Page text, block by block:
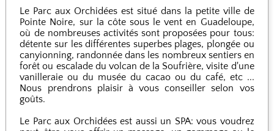
Le Parc aux Orchidées est situé dans la petite ville de
Pointe Noire, sur la côte sous le vent en Guadeloupe,
où de nombreuses activités sont proposées pour tous:
détente sur les différentes superbes plages, plongée ou
canyionning, randonnée dans les nombreux sentiers en
forêt ou escalade du volcan de la Soufrière, visite d'une
vanilleraie ou du musée du cacao ou du café, etc ...
Nous prendrons plaisir à vous conseiller selon vos
goûts.
Le Parc aux Orchidées est aussi un SPA: vous voudrez